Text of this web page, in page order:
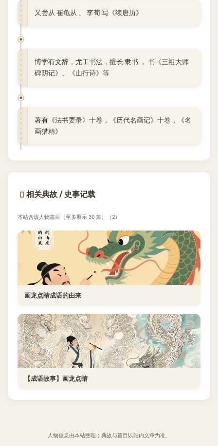
又尝从 崔龟从 、 李荀 写《续唐历》
博学有文辞，尤工书法，擅长 隶书 ， 书《三祖大师
碑阴记》、《山行诗》等
著有《法书要录》十卷，《历代名画记》十卷，《名
画猎精》
相关典故 / 史事记载
本站含该人物篇目（至多展示 30 篇）（2）
画龙点睛成语的由来
【成语故事】画龙点睛
人物信息由本站整理；典故与篇目以站内文章为准。